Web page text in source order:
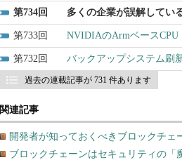
734 多くの企業が誤解してい
733 NVIDIAのArmベースCPU
732 バックアップシステム
過去の連載記事が 731 件あります
関連記事
開発者が知っておくべきブロックチェ
ブロックチェーンはセキュリティの「